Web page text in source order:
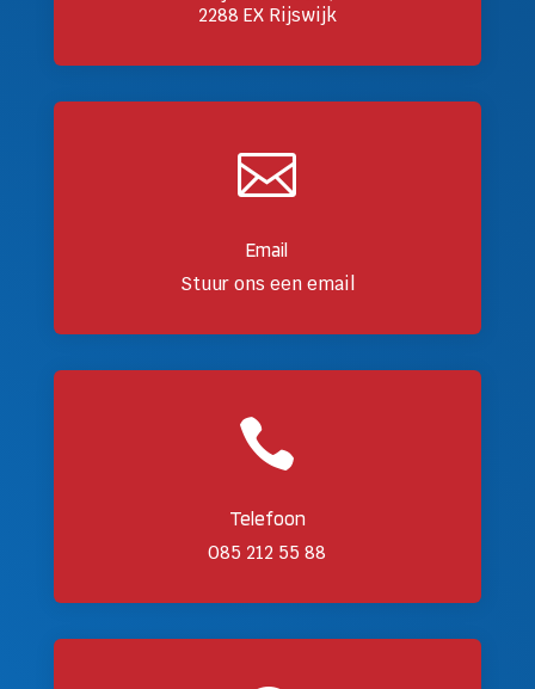
2288 EX Rijswijk

Email
Stuur ons een email

Telefoon
085 212 55 88